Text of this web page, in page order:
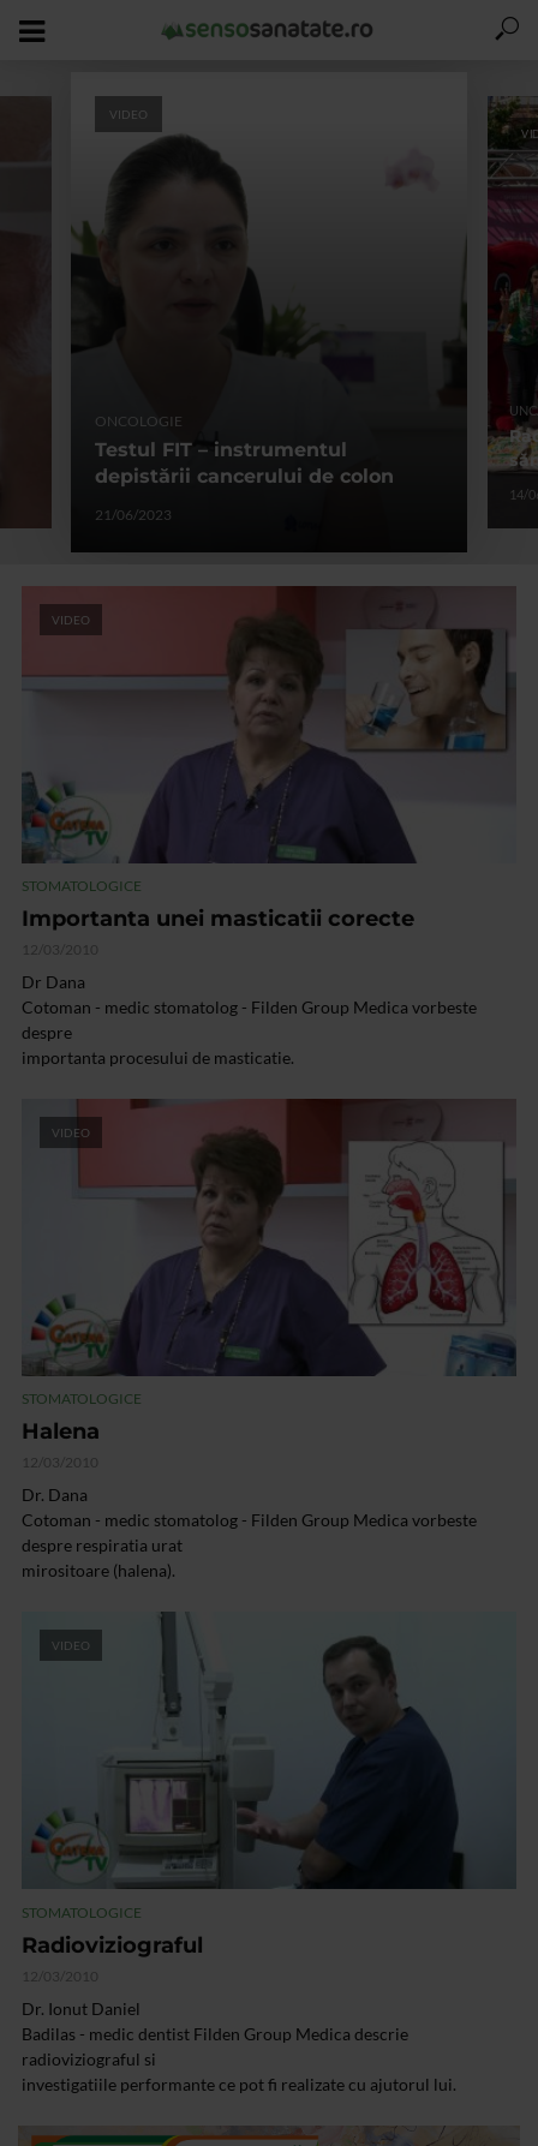
VIDEO
ONCOLOGIE
Testul FIT – instrumentul
depistării cancerului de colon
21/06/2023
14/
VIDEO
STOMATOLOGICE
Importanta unei masticatii corecte
12/03/2010
Dr Dana
Cotoman - medic stomatolog - Filden Group Medica vorbeste
despre
importanta procesului de masticatie.
VIDEO
STOMATOLOGICE
Halena
12/03/2010
Dr. Dana
Cotoman - medic stomatolog - Filden Group Medica vorbeste
despre respiratia urat
mirositoare (halena).
VIDEO
STOMATOLOGICE
Radioviziograful
12/03/2010
Dr. Ionut Daniel
Badilas - medic dentist Filden Group Medica descrie
radioviziograful si
investigatiile performante ce pot fi realizate cu ajutorul lui.